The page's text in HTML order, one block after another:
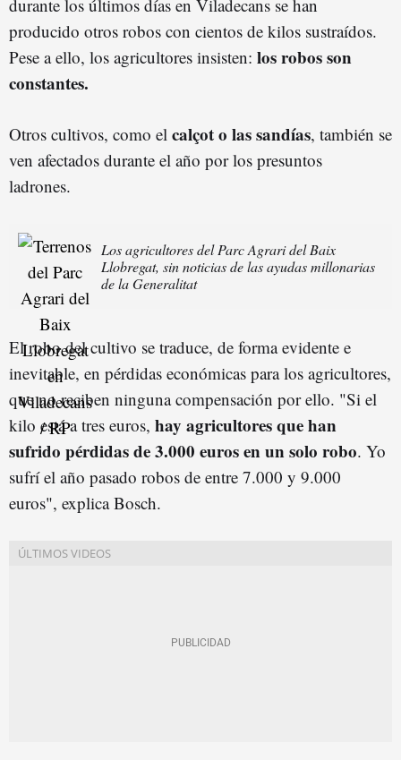
durante los últimos días en Viladecans se han
producido otros robos con cientos de kilos sustraídos.
Pese a ello, los agricultores insisten: los robos son
constantes.
Otros cultivos, como el calçot o las sandías, también se
ven afectados durante el año por los presuntos
ladrones.
Los agricultores del Parc Agrari del Baix
Llobregat, sin noticias de las ayudas millonarias
de la Generalitat
El robo del cultivo se traduce, de forma evidente e
inevitable, en pérdidas económicas para los agricultores,
que no reciben ninguna compensación por ello. "Si el
kilo está a tres euros, hay agricultores que han
sufrido pérdidas de 3.000 euros en un solo robo. Yo
sufrí el año pasado robos de entre 7.000 y 9.000
euros", explica Bosch.